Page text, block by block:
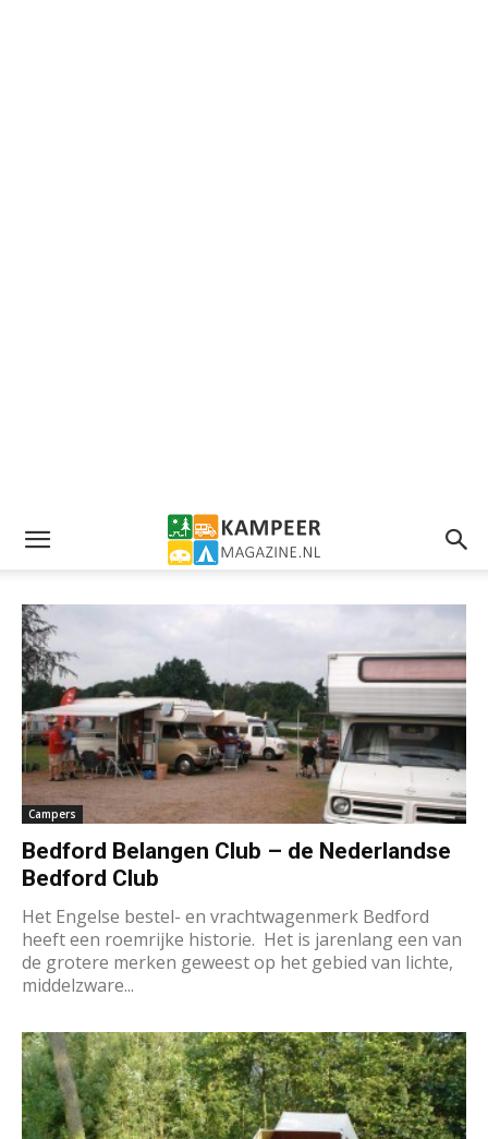
Campers
Bedford Belangen Club – de Nederlandse
Bedford Club
Het Engelse bestel- en vrachtwagenmerk Bedford
heeft een roemrijke historie. Het is jarenlang een van
de grotere merken geweest op het gebied van lichte,
middelzware...